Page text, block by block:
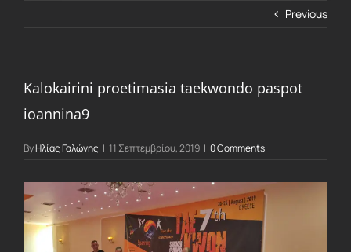
Previous
Kalokairini proetimasia taekwondo paspot
ioannina9
ByΗλίας Γαλώνης | 11 Σεπτεμβρίου, 2019 | 0 Comments